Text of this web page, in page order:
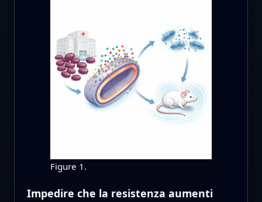
Figure 1.
Impedire che la resistenza aumenti